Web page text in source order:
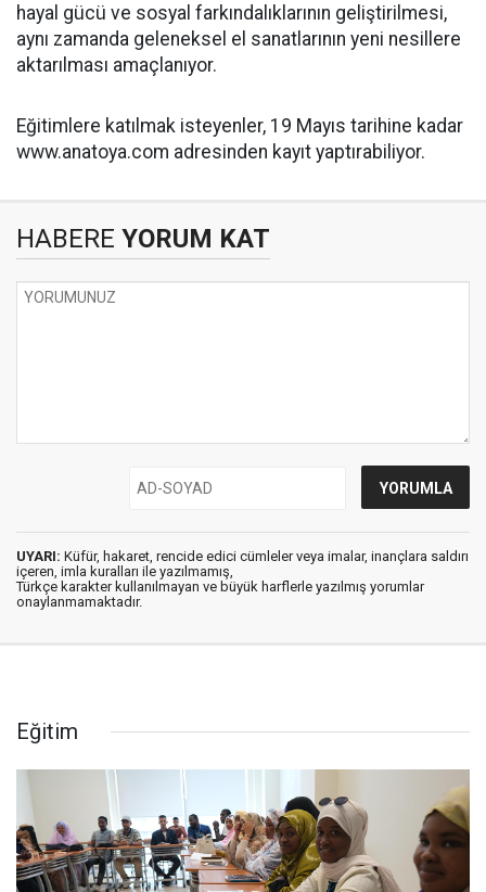
hayal gücü ve sosyal farkındalıklarının geliştirilmesi,
aynı zamanda geleneksel el sanatlarının yeni nesillere
aktarılması amaçlanıyor.
Eğitimlere katılmak isteyenler, 19 Mayıs tarihine kadar
www.anatoya.com adresinden kayıt yaptırabiliyor.
HABERE YORUM KAT
UYARI: Küfür, hakaret, rencide edici cümleler veya imalar, inançlara saldırı
içeren, imla kuralları ile yazılmamış,
Türkçe karakter kullanılmayan ve büyük harflerle yazılmış yorumlar
onaylanmamaktadır.
Eğitim